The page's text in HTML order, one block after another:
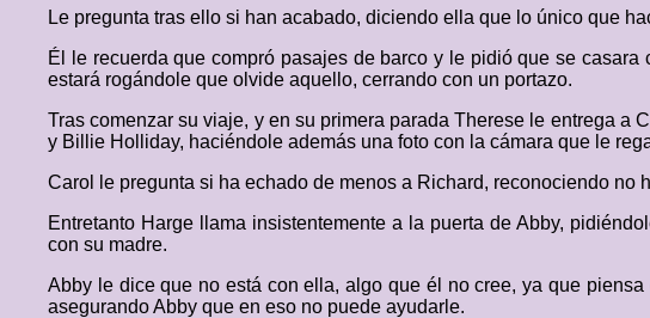
Le pregunta tras ello si han acabado, diciendo ella que lo único que
Él le recuerda que compró pasajes de barco y le pidió que se
estará rogándole que olvide aquello, cerrando con un portazo.
Tras comenzar su viaje, y en su primera parada Therese le entrega a
y Billie Holliday, haciéndole además una foto con la cámara que le
Carol le pregunta si ha echado de menos a Richard, reconociendo
Entretanto Harge llama insistentemente a la puerta de Abby,
con su madre.
Abby le dice que no está con ella, algo que él no cree, ya que
asegurando Abby que en eso no puede ayudarle.